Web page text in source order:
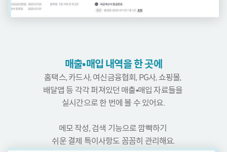
매출•매입 내역을 한 곳에
홈택스, 카드사, 여신금융협회, PG사, 쇼핑몰,
배달앱 등 각각 퍼져있던 매출•매입 자료들을
실시간으로 한 번에 볼 수 있어요.
메모 작성, 검색 기능으로 깜빡하기
쉬운 결제 특이사항도 꼼꼼히 관리해요.